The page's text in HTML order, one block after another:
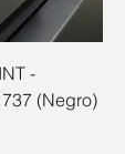
-
(Negro)